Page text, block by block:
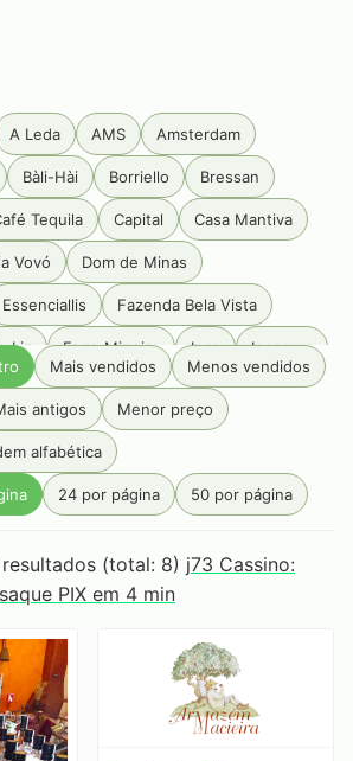
A Leda AMS Amsterdam
Bàli-Hài Borriello Bressan
Tequila Capital Casa Mantiva
Vovó Dom de Minas
Essenciallis Fazenda Bela Vista
Liz Fogo Mineiro Inca Ipanema
Luiz Porto Mangarosa
Palazzo Tabacum Pé Da Mata
Produtos Goa Rainbow RAW
Santa Rosa Seival
Serra Do Condado
Serra dos Garcias
de Aiuru Unique
Mais vendidos Menos vendidos
antigos Menor preço
alfabética
24 por página 50 por página
(total: 8) j73 Cassino:
PIX em 4 min